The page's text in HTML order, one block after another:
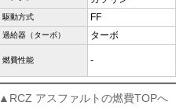
駆動方式 FF
過給器（ターボ） ターボ
燃費性能 -
▲RCZ アスファルトの燃費TOPへ